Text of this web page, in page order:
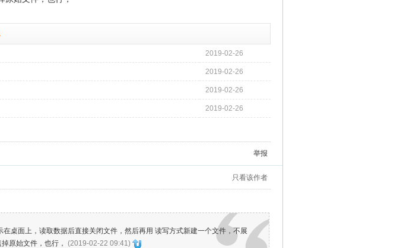
2019-02-26
2019-02-26
2019-02-26
2019-02-26
举报
只看该作者
桌面上，读取数据后直接关闭文件，然后再用 读写方式新建一个文件，不展
原始文件，也行， (2019-02-22 09:41)